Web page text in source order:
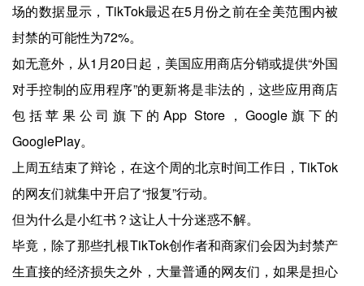
场的数据显示，TikTok最迟在5月份之前在全美范围内被
封禁的可能性为72%。
如无意外，从1月20日起，美国应用商店分销或提供“外国
对手控制的应用程序”的更新将是非法的，这些应用商店
包括苹果公司旗下的App Store，Google旗下的
GooglePlay。
上周五结束了辩论，在这个周的北京时间工作日，TikTok
的网友们就集中开启了“报复”行动。
但为什么是小红书？这让人十分迷惑不解。
毕竟，除了那些扎根TikTok创作者和商家们会因为封禁产
生直接的经济损失之外，大量普通的网友们，如果是担心